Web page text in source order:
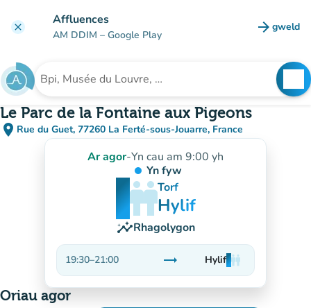
clear Affluences
AM DDIM – Google Play arrow_forward gweld
(tab
Chwilio am sefydliad
Le Parc de la Fontaine aux Pigeons
place Rue du Guet, 77260 La Ferté-sous-Jouarre, France
(agor yn Google Maps)
(tab newydd)
Ar agor-Yn cau am 9:00 yh
Yn fyw
man
man
man
Torf
Hylif
insightsRhagolygon
19:30–21:00 trending_flat
Sefydlog
Hylifman
man
man
Oriau agor